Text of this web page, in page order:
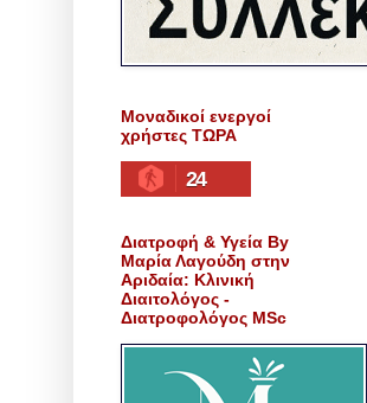
Μοναδικοί ενεργοί
χρήστες ΤΩΡΑ
24
Διατροφή & Υγεία By
Μαρία Λαγούδη στην
Αριδαία: Κλινική
Διαιτολόγος -
Διατροφολόγος MSc